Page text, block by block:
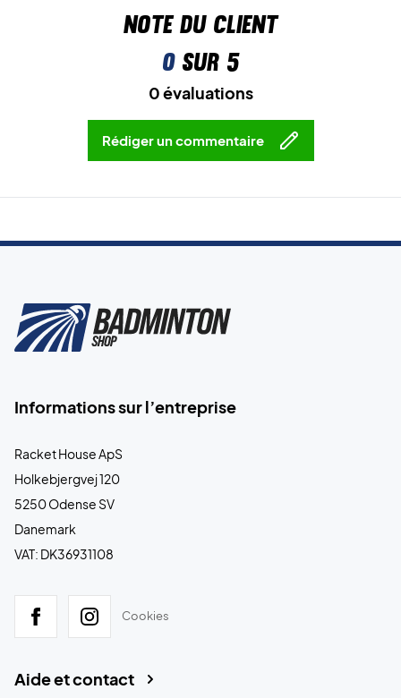
Note du client
0sur 5
0 évaluations
Rédiger un commentaire
Informations sur l’entreprise
Racket House ApS
Holkebjergvej 120
5250 Odense SV
Danemark
VAT: DK36931108
Cookies
Aide et contact